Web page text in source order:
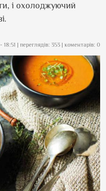
і охолоджуючий
18:51 | переглядів: 353 | коментарів: 0